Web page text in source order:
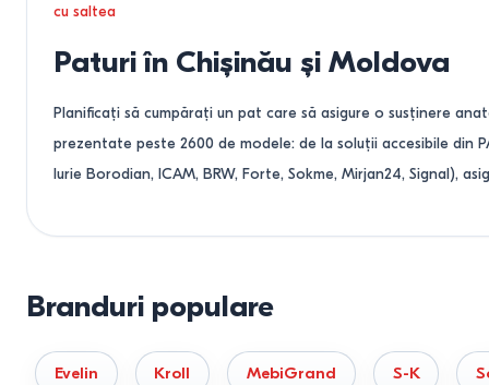
cu saltea
Paturi în Chișinău și Moldova
Planificați să cumpărați un pat care să asigure o susținere
prezentate peste 2600 de modele: de la soluții accesibile din
Iurie Borodian, ICAM, BRW, Forte, Sokme, Mirjan24, Signal),
calcula costul livrării în doar 10 minute!
Clasificarea paturilor după
Branduri populare
Evelin Kroll MebiGrand S-K